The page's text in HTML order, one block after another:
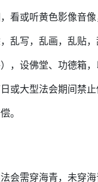
看或听黄色影像音
乱写，乱画，乱贴，
，设佛堂、功德箱
或大型法会期间禁
。
会需穿海青，未穿海